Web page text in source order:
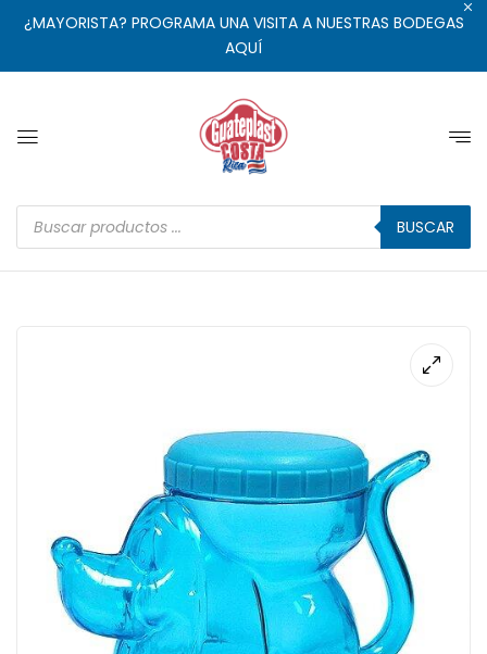
¿MAYORISTA? PROGRAMA UNA VISITA A NUESTRAS BODEGAS
AQUÍ
BUSCAR